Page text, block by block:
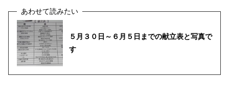
５月３０日～６月５日までの献立表と写真で
す